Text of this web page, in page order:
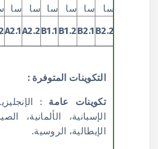
سا
سا
سا
سا
سا
سا
A2.1A2.2B1.1 B1.2B2.1 B2.2
التكوينات المتوفرة :
تكوينات عامة :
الإسبانية، الألمانية،
الإيطالية، الروسية.